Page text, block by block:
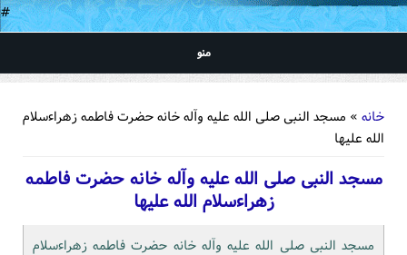
#
منو
خانه » مسجد النبی صلی الله علیه وآله خانه حضرت فاطمه زهراءسلام
الله علیها
مسجد النبی صلی الله علیه وآله خانه حضرت فاطمه
زهراءسلام الله علیها
مسجد النبی صلی الله علیه وآله خانه حضرت فاطمه زهراءسلام